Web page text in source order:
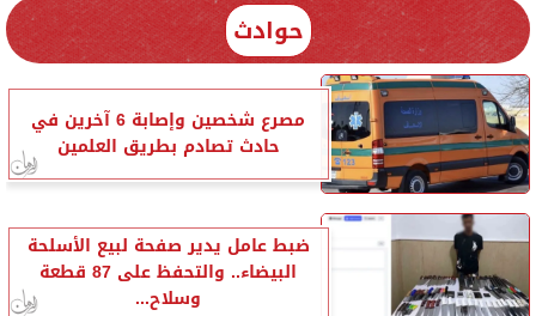
حوادث
مصرع شخصين وإصابة 6 آخرين في
حادث تصادم بطريق العلمين
ضبط عامل يدير صفحة لبيع الأسلحة
البيضاء.. والتحفظ على 87 قطعة
وسلاح...